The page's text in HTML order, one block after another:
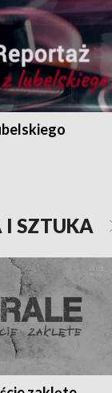
I SZTUKA